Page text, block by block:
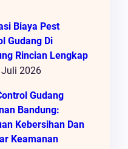
Biaya Pest
Gudang Di
Rincian Lengkap
2026
Gudang
Bandung:
Kebersihan Dan
Keamanan